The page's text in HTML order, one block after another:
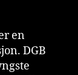
en
DGB